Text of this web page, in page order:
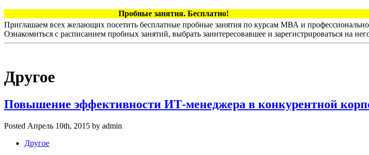
Пробные занятия. Бесплатно!
Приглашаем всех желающих посетить бесплатные пробные занятия по курсам МВА и
Ознакомиться с расписанием пробных занятий, выбрать заинтересовавшее и зарегистрироваться на
Другое
Повышение эффективности ИТ-менеджера в конкурентной
Posted Апрель 10th, 2015 by admin
Другое